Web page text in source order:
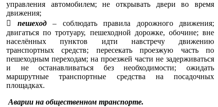
управления автомобилем; не открывать двери во время
движения;

пешеход– соблюдать правила дорожного движения;
двигаться по тротуару, пешеходной дорожке, обочине; вне
населённых пунктов идти навстречу движению
транспортных средств; пересекать проезжую часть по
пешеходным переходам; на проезжей части не задерживаться
и не останавливаться без необходимости; ожидать
маршрутные транспортные средства на посадочных
площадках.
Аварии на общественном транспорте.